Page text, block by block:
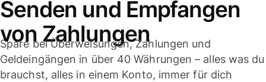
Senden und Empfangen
von Zahlungen
Spare bei Überweisungen, Zahlungen und
Geldeingängen in über 40 Währungen – alles was du
brauchst, alles in einem Konto, immer für dich